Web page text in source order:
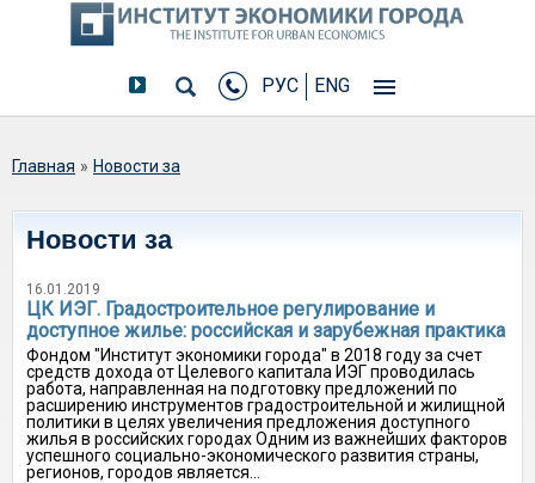
РУС ENG
Вы здесь
Главная » Новости за
Новости за
16.01.2019
ЦК ИЭГ. Градостроительное регулирование и
доступное жилье: российская и зарубежная практика
Фондом "Институт экономики города" в 2018 году за счет
средств дохода от Целевого капитала ИЭГ проводилась
работа, направленная на подготовку предложений по
расширению инструментов градостроительной и жилищной
политики в целях увеличения предложения доступного
жилья в российских городах Одним из важнейших факторов
успешного социально-экономического развития страны,
регионов, городов является...